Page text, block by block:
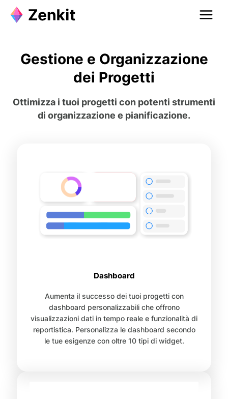
Gestione e Organizzazione
dei Progetti
Ottimizza i tuoi progetti con potenti strumenti
di organizzazione e pianificazione.
Dashboard
Aumenta il successo dei tuoi progetti con
dashboard personalizzabili che offrono
visualizzazioni dati in tempo reale e funzionalità di
reportistica. Personalizza le dashboard secondo
le tue esigenze con oltre 10 tipi di widget.